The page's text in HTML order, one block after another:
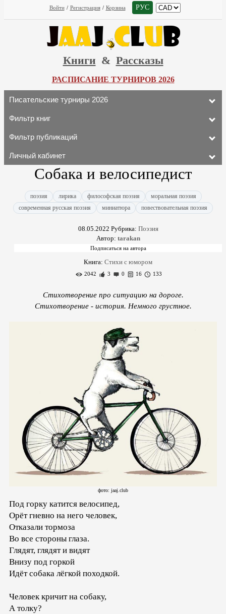
Войти / Регистрация / Корзина РУС
Книги & Рассказы
РАСПИСАНИЕ ТУРНИРОВ 2026
Писательские турниры 2026
Фильтр книг
Фильтр публикаций
Личный кабинет
Собака и велосипедист
поэзия лирика философская поэзия
моральная поэзия
современная русская поэзия
миниатюра повествовательная поэзия
08.05.2022 Рубрика: Поэзия
Автор: tarakan
Книга: Стихи с юмором
2042 3 0 16 133
Стихотворение про ситуацию на дороге.
Стихотворение - история. Немного грустное.
фото: jaaj.club
Под горку катится велосипед,
Орёт гневно на него человек,
Отказали тормоза
Во все стороны глаза.
Глядят, глядят и видят
Внизу под горкой
Идёт собака лёгкой походкой.
Человек кричит на собаку,
А толку?